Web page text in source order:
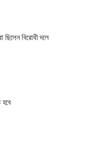
ছিলেন বিরোধী দলে
হবে